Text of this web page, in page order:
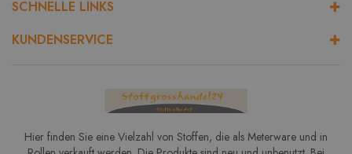
SCHNELLE LINKS
KUNDENSERVICE
Hier finden Sie eine Vielzahl von Stoffen, die als Meterware und in